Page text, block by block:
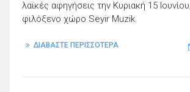
λαϊκές αφηγήσεις την Κυριακή 15
φιλόξενο χώρο Seyir Muzik.
ΔΙΑΒΑΣΤΕ ΠΕΡΙΣΣΟΤΕΡΑ